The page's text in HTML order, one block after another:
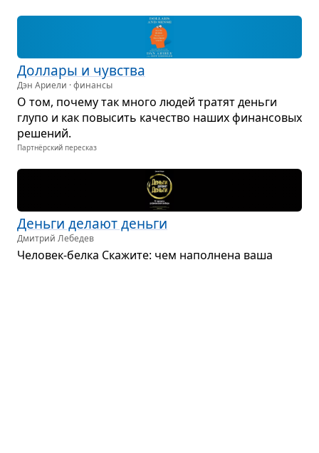
Дол­лары и чув­ства
Дэн Ариели · финансы
О том, почему так много людей тра­тят деньги
глупо и как повы­сить каче­ство наших финан­со­вых
реше­ний.
Партнёрский пересказ
Деньги делают деньги
Дмитрий Лебедев
Чело­век-белка Ска­жите: чем напол­нена ваша